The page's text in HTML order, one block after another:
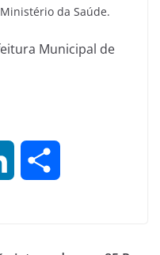
da Saúde.
Municipal de